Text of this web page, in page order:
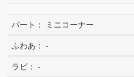
ミニコーナー
-
-